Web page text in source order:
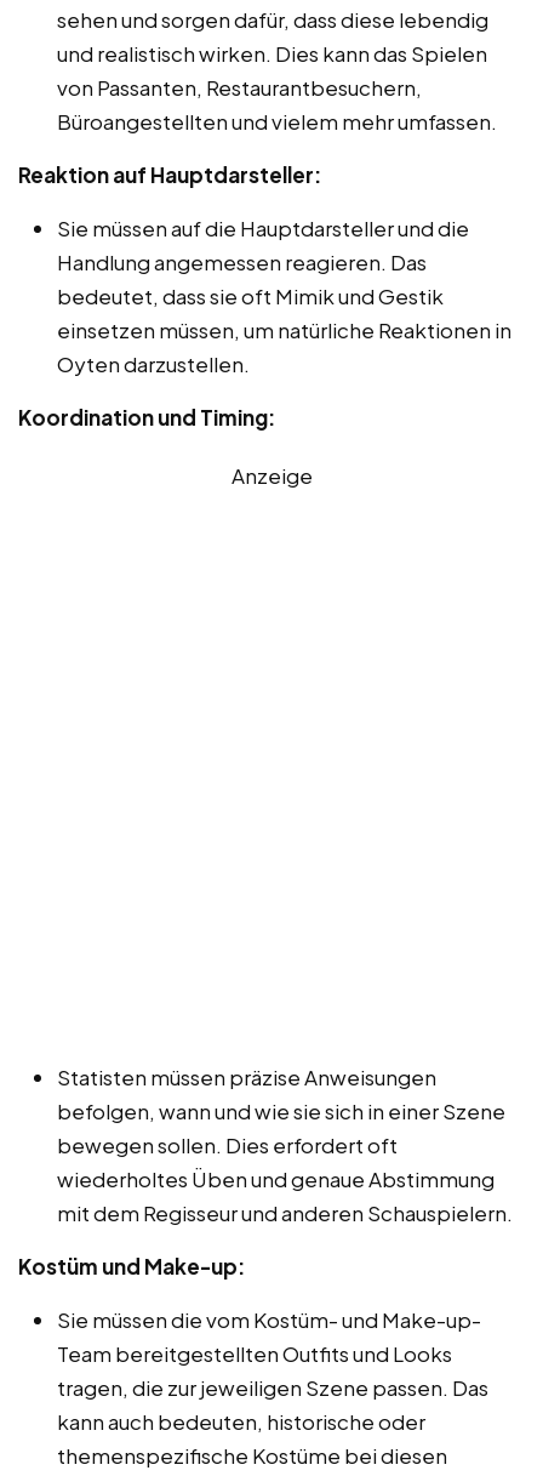
sehen und sorgen dafür, dass diese lebendig
und realistisch wirken. Dies kann das Spielen
von Passanten, Restaurantbesuchern,
Büroangestellten und vielem mehr umfassen.
Reaktion auf Hauptdarsteller:
Sie müssen auf die Hauptdarsteller und die
Handlung angemessen reagieren. Das
bedeutet, dass sie oft Mimik und Gestik
einsetzen müssen, um natürliche Reaktionen in
Oyten darzustellen.
Koordination und Timing:
Anzeige
Statisten müssen präzise Anweisungen
befolgen, wann und wie sie sich in einer Szene
bewegen sollen. Dies erfordert oft
wiederholtes Üben und genaue Abstimmung
mit dem Regisseur und anderen Schauspielern.
Kostüm und Make-up:
Sie müssen die vom Kostüm- und Make-up-
Team bereitgestellten Outfits und Looks
tragen, die zur jeweiligen Szene passen. Das
kann auch bedeuten, historische oder
themenspezifische Kostüme bei diesen